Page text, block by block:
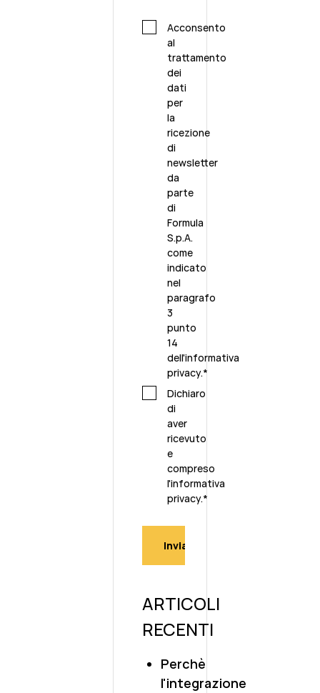
Acconsento
al
trattamento
dei
dati
per
la
ricezione
di
newsletter
da
parte
di
Formula
S.p.A.
come
indicato
nel
paragrafo
3
punto
14
dell'informativa
privacy.*
Dichiaro
di
aver
ricevuto
e
compreso
l'informativa
privacy.*
ARTICOLI
RECENTI
Perchè
l'integrazione